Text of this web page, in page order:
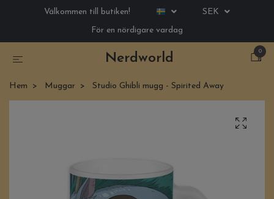
Välkommen till butiken!
SEK
För en nördigare vardag
Nerdworld
0
Hem Muggar Studio Ghibli mugg - Spirited Away